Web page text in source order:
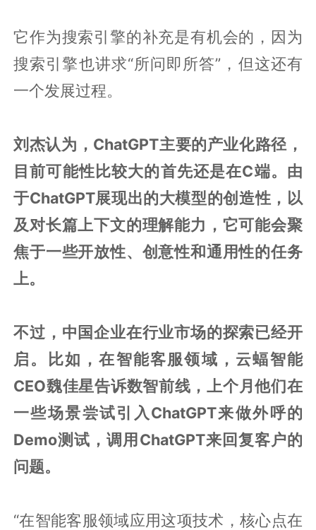
它作为搜索引擎的补充是有机会的，因为
搜索引擎也讲求“所问即所答”，但这还有
一个发展过程。
刘杰认为，ChatGPT主要的产业化路径，
目前可能性比较大的首先还是在C端。由
于ChatGPT展现出的大模型的创造性，以
及对长篇上下文的理解能力，它可能会聚
焦于一些开放性、创意性和通用性的任务
上。
不过，中国企业在行业市场的探索已经开
启。比如，在智能客服领域，云蝠智能
CEO魏佳星告诉数智前线，上个月他们在
一些场景尝试引入ChatGPT来做外呼的
Demo测试，调用ChatGPT来回复客户的
问题。
“在智能客服领域应用这项技术，核心点在